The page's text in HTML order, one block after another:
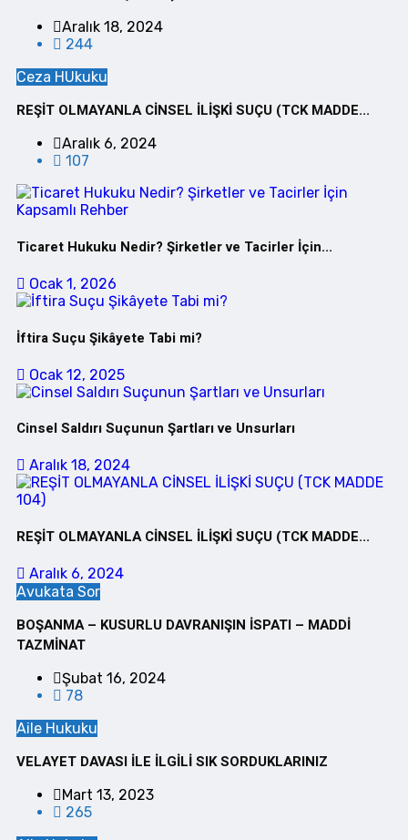
Aralık 18, 2024
244
Ceza HUkuku
REŞİT OLMAYANLA CİNSEL İLİŞKİ SUÇU (TCK MADDE...
Aralık 6, 2024
107
Ticaret Hukuku Nedir? Şirketler ve Tacirler İçin...
Ocak 1, 2026
İftira Suçu Şikâyete Tabi mi?
Ocak 12, 2025
Cinsel Saldırı Suçunun Şartları ve Unsurları
Aralık 18, 2024
REŞİT OLMAYANLA CİNSEL İLİŞKİ SUÇU (TCK MADDE...
Aralık 6, 2024
Avukata Sor
BOŞANMA – KUSURLU DAVRANIŞIN İSPATI – MADDİ
TAZMİNAT
Şubat 16, 2024
78
Aile Hukuku
VELAYET DAVASI İLE İLGİLİ SIK SORDUKLARINIZ
Mart 13, 2023
265